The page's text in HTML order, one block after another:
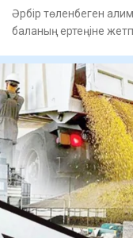
Әрбір төленбеген
баланың ертеңіне